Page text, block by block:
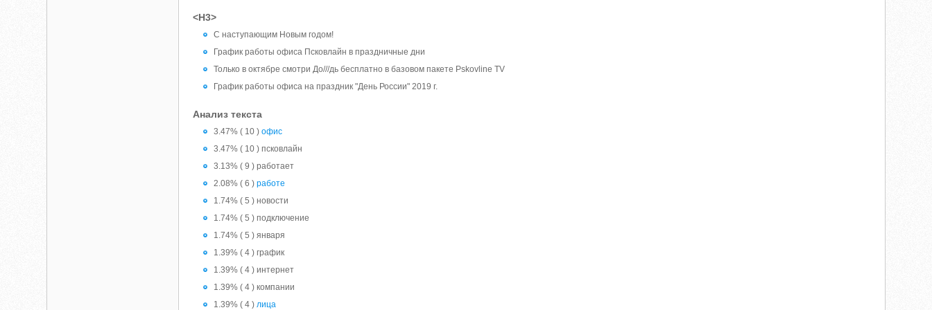
<H3>
С наступающим Новым годом!
График работы офиса Псковлайн в праздничные дни
Только в октябре смотри До///дь бесплатно в базовом пакете Pskovline TV
График работы офиса на праздник "День России" 2019 г.
Анализ текста
3.47% ( 10 )офис
3.47% ( 10 ) псковлайн
3.13% ( 9 ) работает
2.08% ( 6 )работе
1.74% ( 5 ) новости
1.74% ( 5 ) подключение
1.74% ( 5 ) января
1.39% ( 4 ) график
1.39% ( 4 ) интернет
1.39% ( 4 ) компании
1.39% ( 4 )лица